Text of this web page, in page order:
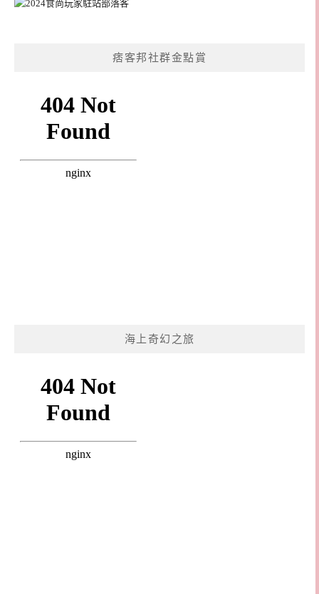
痞客邦社群金點賞
海上奇幻之旅